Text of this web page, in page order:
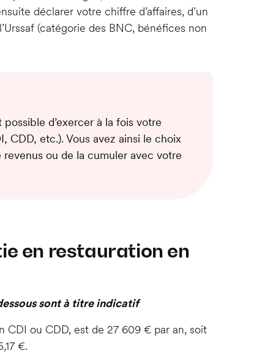
déclarer votre chiffre d’affaires, d’un
(catégorie des BNC, bénéfices non
d’exercer à la fois votre
CDD, etc.). Vous avez ainsi le choix
ou de la cumuler avec votre
en restauration en
sont à titre indicatif
CDI ou CDD, est de 27 609 € par an, soit
€.